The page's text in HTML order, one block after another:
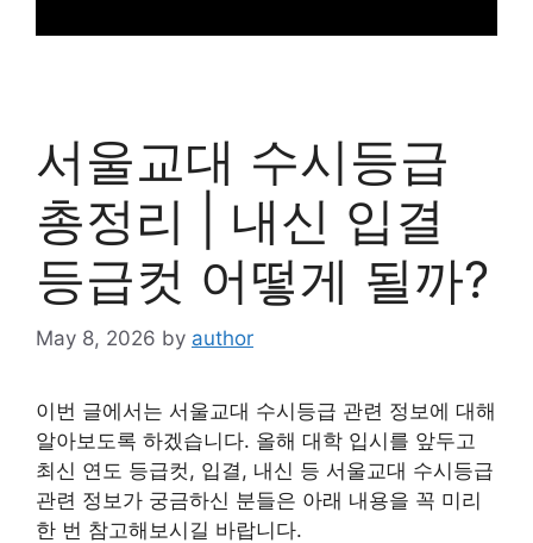
서울교대 수시등급
총정리 | 내신 입결
등급컷 어떻게 될까?
May 8, 2026 by author
이번 글에서는 서울교대 수시등급 관련 정보에 대해
알아보도록 하겠습니다. 올해 대학 입시를 앞두고
최신 연도 등급컷, 입결, 내신 등 서울교대 수시등급
관련 정보가 궁금하신 분들은 아래 내용을 꼭 미리
한 번 참고해보시길 바랍니다.